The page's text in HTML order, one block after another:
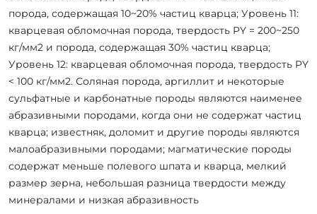
порода, содержащая 10~20% частиц кварца; Уровень 11:
кварцевая обломочная порода, твердость PY = 200~250
кг/мм2 и порода, содержащая 30% частиц кварца;
Уровень 12: кварцевая обломочная порода, твердость PY
< 100 кг/мм2. Соляная порода, аргиллит и некоторые
сульфатные и карбонатные породы являются наименее
абразивными породами, когда они не содержат частиц
кварца; известняк, доломит и другие породы являются
малоабразивными породами; магматические породы
содержат меньше полевого шпата и кварца, мелкий
размер зерна, небольшая разница твердости между
минералами и низкая абразивность